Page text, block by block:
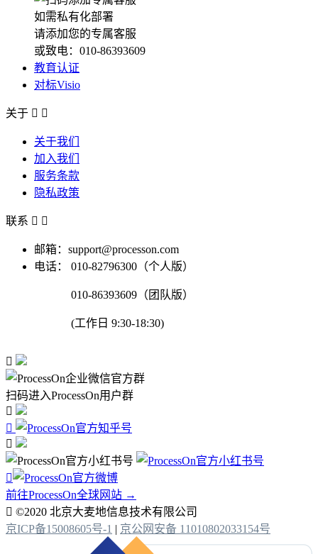
如需私有化部署
请添加您的专属客服
或致电：010-86393609
教育认证
对标Visio
关于  
关于我们
加入我们
服务条款
隐私政策
联系  
邮箱：support@processon.com
电话：
010-82796300（个人版）
010-86393609（团队版）
(工作日 9:30-18:30)

扫码进入ProcessOn用户群




前往ProcessOn全球网站 →
 ©2020 北京大麦地信息技术有限公司
京ICP备15008605号-1 | 京公网安备 11010802033154号